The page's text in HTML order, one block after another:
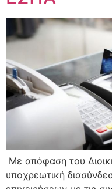
Με απόφαση του
υποχρεωτική